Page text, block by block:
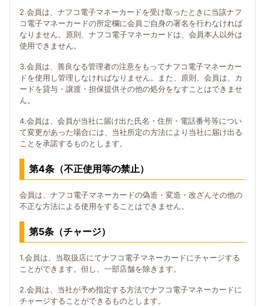
2.会員は、ナフコ電子マネーカードを受け取ったときに当該ナフ
コ電子マネーカードの所定欄に会員ご自身の署名を行わなければ
なりません。原則、ナフコ電子マネーカードは、会員本人以外は
使用できません。
3.会員は、善良なる管理者の注意をもってナフコ電子マネーカー
ドを使用し管理しなければなりません。また、原則、会員は、カ
ードを貸与・譲渡・担保提供その他の処分をなすことはできませ
ん。
4.会員は、会員が当社に届け出た氏名・住所・電話番号等につい
て変更があった場合には、当社所定の方法により当社に届け出る
ことを承諾するものとします。
第4条（不正使用等の禁止）
会員は、ナフコ電子マネーカードの偽造・変造・改ざんその他の
不正な方法による使用をすることはできません。
第5条（チャージ）
1.会員は、当取扱店にてナフコ電子マネーカードにチャージする
ことができます。但し、一部店舗を除きます。
2.会員は、当社が予め指定する方法でナフコ電子マネーカードに
チャージすることができるものとします。